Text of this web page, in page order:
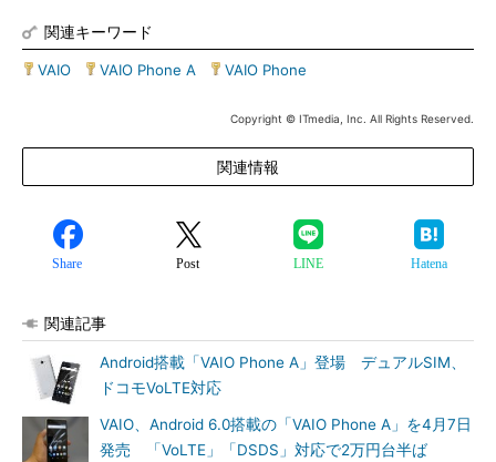
関連キーワード
VAIO VAIO Phone A VAIO Phone
Copyright © ITmedia, Inc. All Rights Reserved.
関連情報
Share Post LINE Hatena
関連記事
Android搭載「VAIO Phone A」登場 デュアルSIM、
ドコモVoLTE対応
VAIO、Android 6.0搭載の「VAIO Phone A」を4月7日
発売 「VoLTE」「DSDS」対応で2万円台半ば